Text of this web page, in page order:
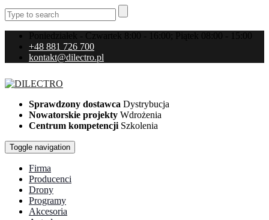
Poniedziałek - Czwartek 8:00 - 16:00; Piątek 08:00 - 15:00
+48 881 726 700
kontakt@dilectro.pl
Sprawdzony dostawca Dystrybucja
Nowatorskie projekty Wdrożenia
Centrum kompetencji Szkolenia
Toggle navigation
Firma
Producenci
Drony
Programy
Akcesoria